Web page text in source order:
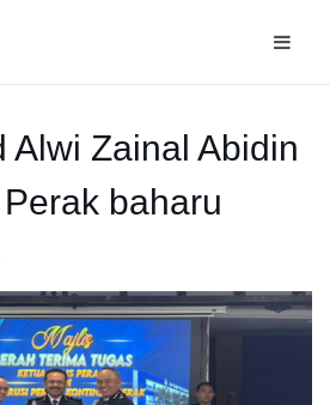
Alwi Zainal Abidin
baharu